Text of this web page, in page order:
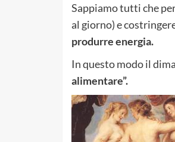
Sappiamo tutti che
al giorno) e
produrre energia.
In questo modo il
alimentare”.